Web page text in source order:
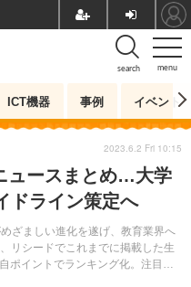
menu
search
ICT機器 事例 イベント
ュースまとめ…大学
ドライン策定へ
ざましい進化を遂げ、教育業界へ
リシードでこれまでに掲載した生
ポイントでランキング化。注目記
2023.6.2 Fri 10:15